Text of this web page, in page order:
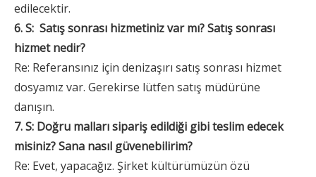
edilecektir.
6. S: Satış sonrası hizmetiniz var mı? Satış sonrası
hizmet nedir?
Re: Referansınız için denizaşırı satış sonrası hizmet
dosyamız var. Gerekirse lütfen satış müdürüne
danışın.
7. S: Doğru malları sipariş edildiği gibi teslim edecek
misiniz? Sana nasıl güvenebilirim?
Re: Evet, yapacağız. Şirket kültürümüzün özü